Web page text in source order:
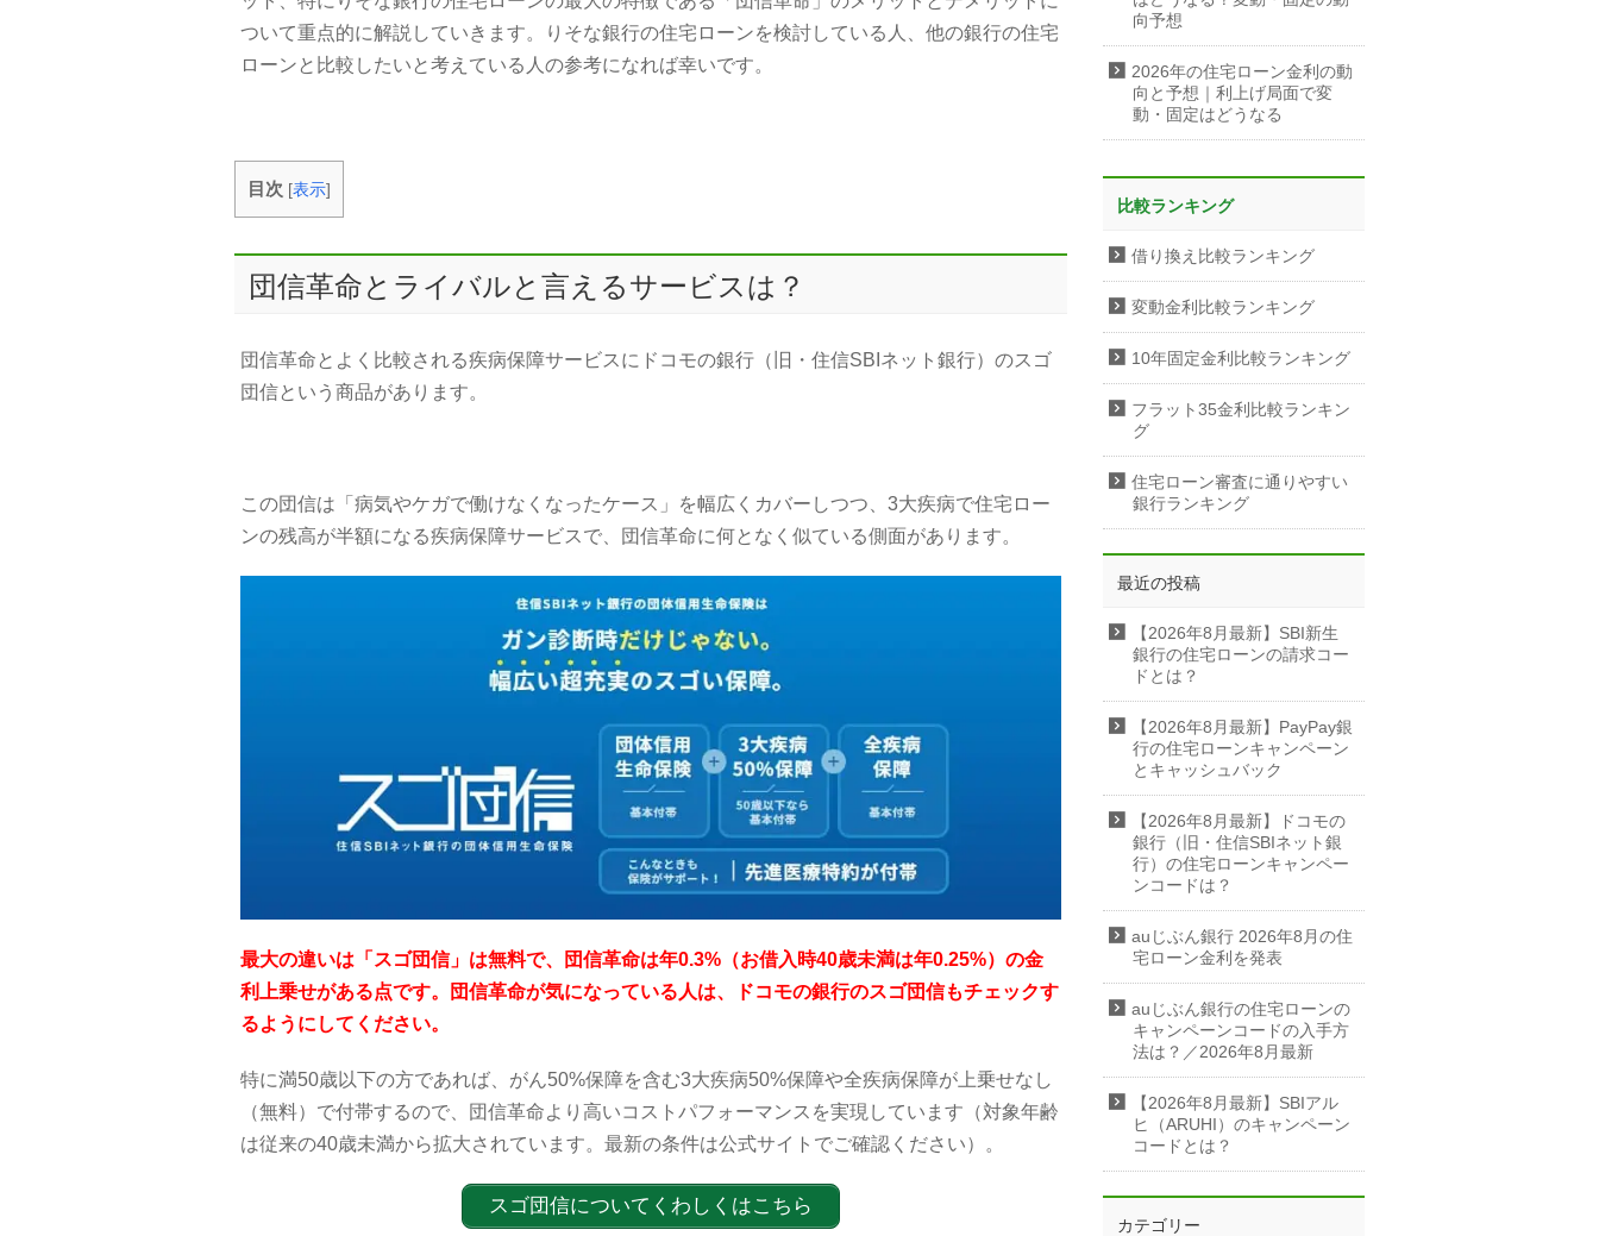
ついて重点的に解説していきます。りそな銀行の住宅ローンを検討している人、他の銀行の住宅
ローンと比較したいと考えている人の参考になれば幸いです。
目次 [表示]
団信革命とライバルと言えるサービスは？
団信革命とよく比較される疾病保障サービスにドコモの銀行（旧・住信SBIネット銀行）のスゴ
団信という商品があります。
この団信は「病気やケガで働けなくなったケース」を幅広くカバーしつつ、3大疾病で住宅ロー
ンの残高が半額になる疾病保障サービスで、団信革命に何となく似ている側面があります。
最大の違いは「スゴ団信」は無料で、団信革命は年0.3%（お借入時40歳未満は年0.25%）の金
利上乗せがある点です。団信革命が気になっている人は、ドコモの銀行のスゴ団信もチェックす
るようにしてください。
特に満50歳以下の方であれば、がん50%保障を含む3大疾病50%保障や全疾病保障が上乗せなし
（無料）で付帯するので、団信革命より高いコストパフォーマンスを実現しています（対象年齢
は従来の40歳未満から拡大されています。最新の条件は公式サイトでご確認ください）。
スゴ団信についてくわしくはこちら
向予想
2026年の住宅ローン金利の動
向と予想｜利上げ局面で変
動・固定はどうなる
比較ランキング
借り換え比較ランキング
変動金利比較ランキング
10年固定金利比較ランキング
フラット35金利比較ランキン
グ
住宅ローン審査に通りやすい
銀行ランキング
最近の投稿
【2026年8月最新】SBI新生
銀行の住宅ローンの請求コー
ドとは？
【2026年8月最新】PayPay銀
行の住宅ローンキャンペーン
とキャッシュバック
【2026年8月最新】ドコモの
銀行（旧・住信SBIネット銀
行）の住宅ローンキャンペー
ンコードは？
auじぶん銀行 2026年8月の住
宅ローン金利を発表
auじぶん銀行の住宅ローンの
キャンペーンコードの入手方
法は？／2026年8月最新
【2026年8月最新】SBIアル
ヒ（ARUHI）のキャンペーン
コードとは？
カテゴリー